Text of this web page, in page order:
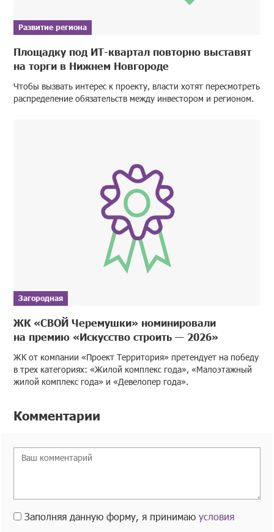
Развитие региона
Площадку под ИТ-квартал повторно выставят
на торги в Нижнем Новгороде
Чтобы вызвать интерес к проекту, власти хотят пересмотреть
распределение обязательств между инвестором и регионом.
Загородная
ЖК «СВОЙ Черемушки» номинировали
на премию «Искусство строить — 2026»
ЖК от компании «Проект Территория» претендует на победу
в трех категориях: «Жилой комплекс года», «Малоэтажный
жилой комплекс года» и «Девелопер года».
Комментарии
Заполняя данную форму, я принимаюусловия